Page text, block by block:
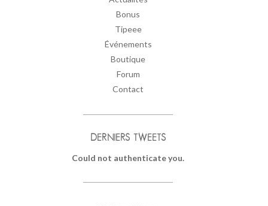
Bonus
Tipeee
Événements
Boutique
Forum
Contact
DERNIERS TWEETS
Could not authenticate you.